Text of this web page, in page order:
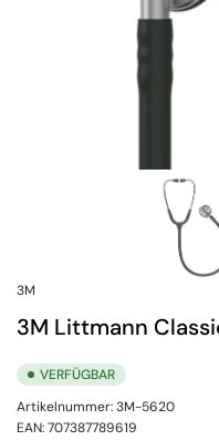
3M
3M Littmann
VERFÜGBAR
Artikelnummer:3M-5620
EAN:707387789619